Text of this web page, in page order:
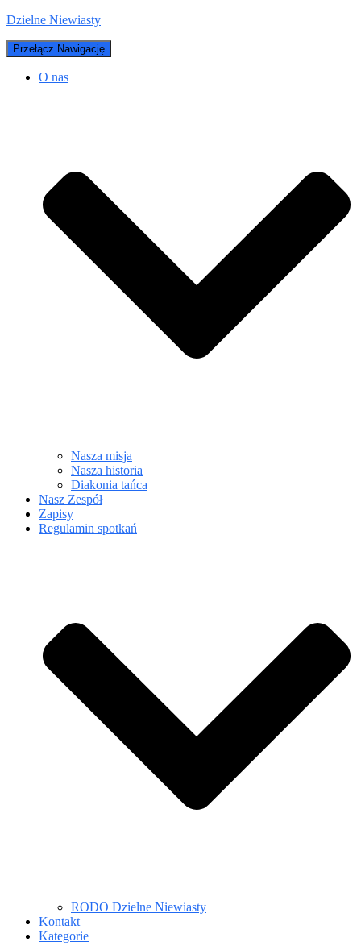
Dzielne Niewiasty
Przełącz Nawigację
O nas
Nasza misja
Nasza historia
Diakonia tańca
Nasz Zespół
Zapisy
Regulamin spotkań
RODO Dzielne Niewiasty
Kontakt
Kategorie